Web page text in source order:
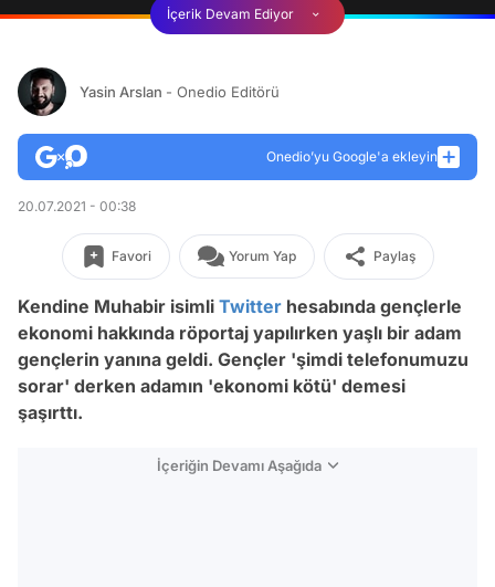
İçerik Devam Ediyor
Yasin Arslan - Onedio Editörü
Onedio’yu Google'a ekleyin
20.07.2021 - 00:38
Favori Yorum Yap Paylaş
Kendine Muhabir isimli Twitter hesabında gençlerle
ekonomi hakkında röportaj yapılırken yaşlı bir adam
gençlerin yanına geldi. Gençler 'şimdi telefonumuzu
sorar' derken adamın 'ekonomi kötü' demesi
şaşırttı.
İçeriğin Devamı Aşağıda